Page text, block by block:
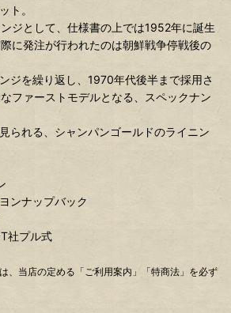
ト。
ジとして、仕様書の上では1952年に誕生
に発注が行われたのは朝鮮戦争停戦後の
ジを繰り返し、1970年代後半まで採用さ
ファーストモデルとなる、スペックナン
られる、シャンパンゴールドのライニン
ンナップバック
社プル式
、当店の定める「ご利用案内」「特商法」を必ず